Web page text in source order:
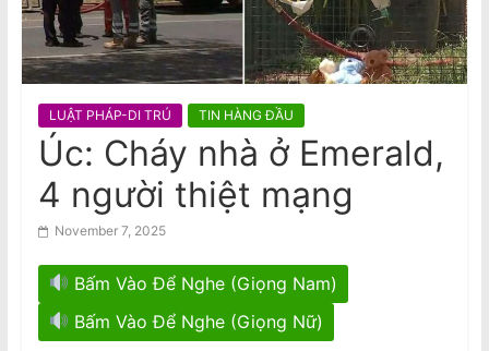
a
m
s
e
N
e
s
p
a
trên ngăn phía trên, chỉ miễn phí túi
nhỏ đặt dưới ghế
LUẬT PHÁP-DI TRÚ TIN HÀNG ĐẦU
Úc: Cháy nhà ở Emerald,
4 người thiệt mạng
November 7, 2025
Bấm Vào Để Nghe (Giọng Nam)
Bấm Vào Để Nghe (Giọng Nữ)